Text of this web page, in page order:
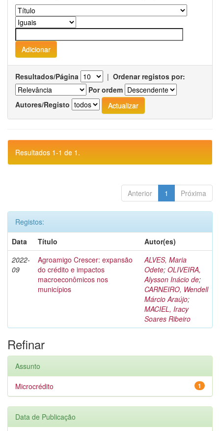
Resultados/Página | Ordenar registos por:
Por ordem
Autores/Registo
Resultados 1-1 de 1.
Anterior 1 Próxima
Registos:
Data
Título
Autor(es)
2022-
09
Agroamigo Crescer: expansão
do crédito e impactos
macroeconômicos nos
municípios
ALVES, Maria
Odete; OLIVEIRA,
Alysson Inácio de;
CARNEIRO, Wendell
Márcio Araújo;
MACIEL, Iracy
Soares Ribeiro
Refinar
Assunto
1
Microcrédito
Data de Publicação